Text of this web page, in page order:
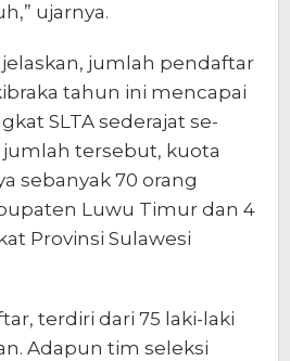
ujarnya.
jumlah pendaftar
tahun ini mencapai
SLTA sederajat se-
tersebut, kuota
sebanyak 70 orang
Luwu Timur dan 4
Provinsi Sulawesi
terdiri dari 75 laki-laki
Adapun tim seleksi